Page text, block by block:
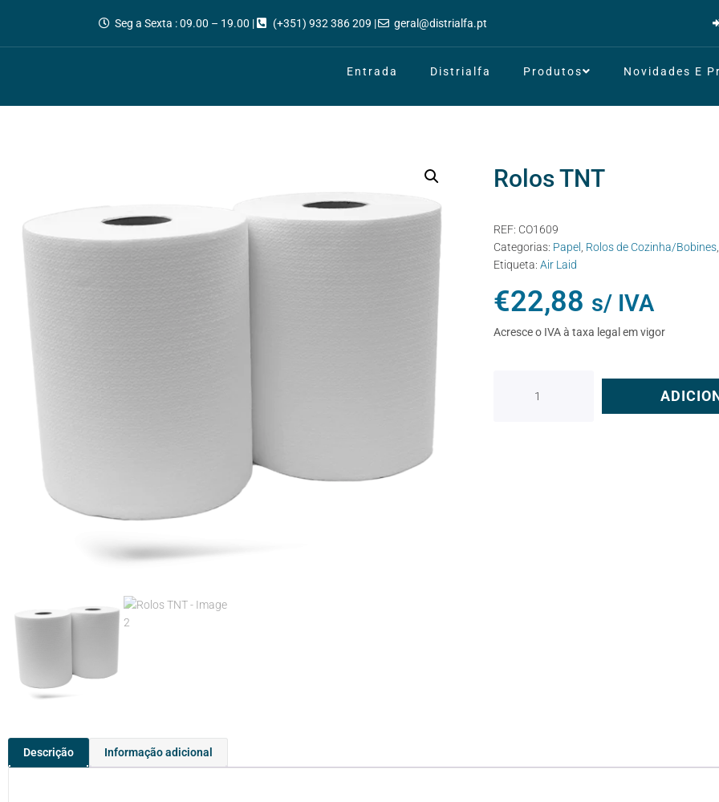
Seg a Sexta : 09.00 – 19.00 | (+351) 932 386 209 | geral@distrialfa.pt
Entrada Distrialfa Produtos Novidades E
Rolos TNT
REF: CO1609
Categorias: Papel Rolos de Cozinha/Bobines
Etiqueta: Air Laid
€22,88 s/ IVA
Acresce o IVA à taxa legal em vigor
Descrição Informação adicional